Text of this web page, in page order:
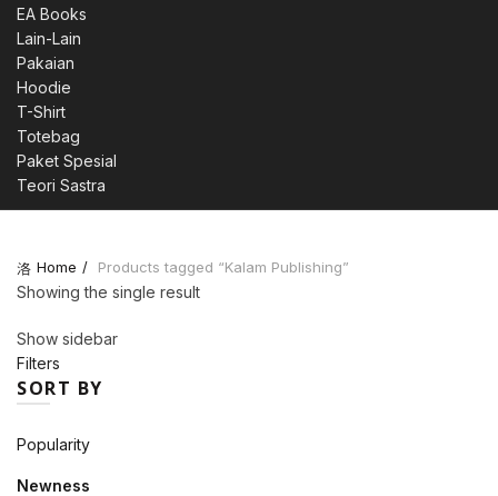
EA Books
Lain-Lain
Pakaian
Hoodie
T-Shirt
Totebag
Paket Spesial
Teori Sastra
Home Products tagged “Kalam Publishing”
Showing the single result
Show sidebar
Filters
SORT BY
Popularity
Newness